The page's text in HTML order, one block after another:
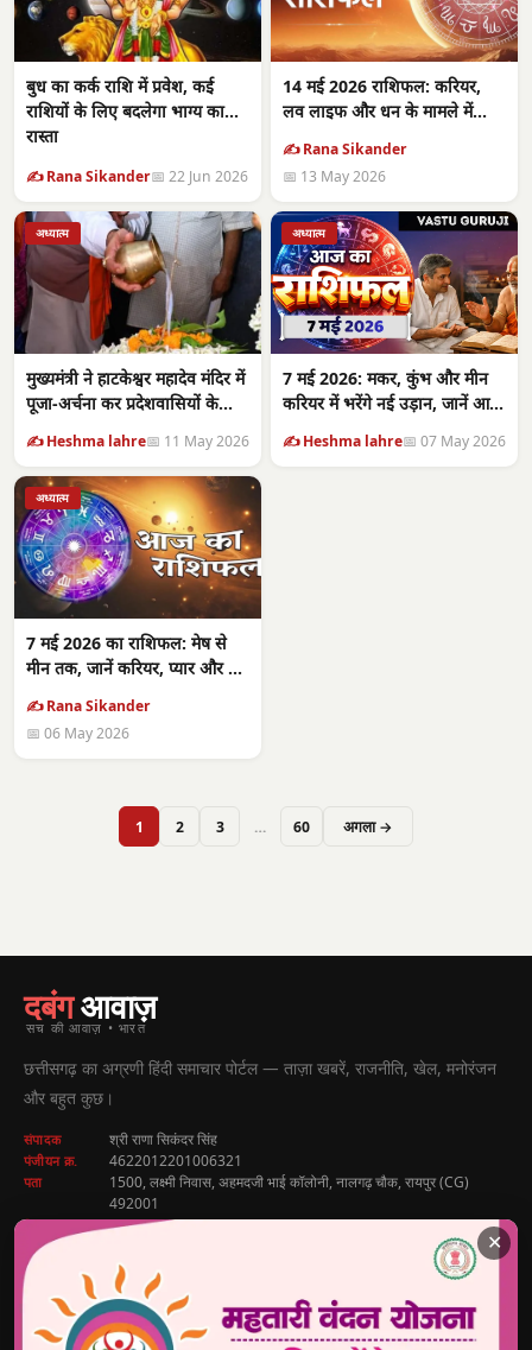
बुध का कर्क राशि में प्रवेश, कई
राशियों के लिए बदलेगा भाग्य का
रास्ता
✍️ Rana Sikander📅 22 Jun 2026
14 मई 2026 राशिफल: करियर,
लव लाइफ और धन के मामले में
✍️ Rana Sikander
📅 13 May 2026
अध्यात्म
मुख्यमंत्री ने हाटकेश्वर महादेव मंदिर में
पूजा-अर्चना कर प्रदेशवासियों के
✍️ Heshma lahre📅 11 May 2026
अध्यात्म
7 मई 2026: मकर, कुंभ और मीन
करियर में भरेंगे नई उड़ान, जानें आज
✍️ Heshma lahre📅 07 May 2026
अध्यात्म
7 मई 2026 का राशिफल: मेष से
मीन तक, जानें करियर, प्यार और धन
✍️ Rana Sikander
📅 06 May 2026
1 2 3 … 60 अगला →
दबंगआवाज़
सच की आवाज़ • भारत
छत्तीसगढ़ का अग्रणी हिंदी समाचार पोर्टल — ताज़ा खबरें, राजनीति, खेल, मनोरंजन
और बहुत कुछ।
संपादक श्री राणा सिकंदर सिंह
पंजीयन क्र. 4622012201006321
पता
1500, लक्ष्मी निवास, अहमदजी भाई कॉलोनी, नालगढ़ चौक, रायपुर (CG)
492001
9770440000
info@dabangawaz.com
मुख्य खबरें राज्य की खबरें उपयोगी लिंक
✕